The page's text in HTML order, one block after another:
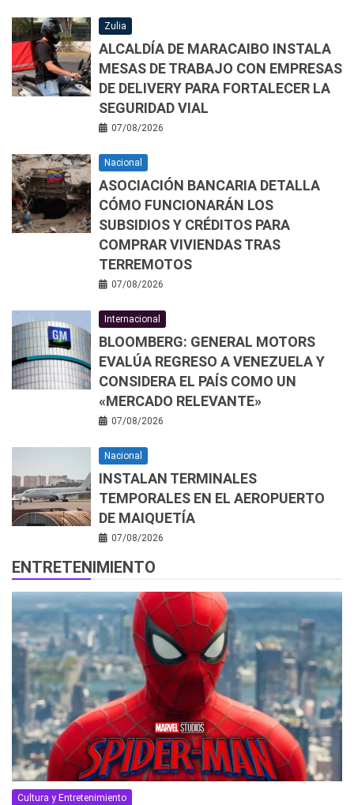
Zulia
ALCALDÍA DE MARACAIBO INSTALA
MESAS DE TRABAJO CON EMPRESAS
DE DELIVERY PARA FORTALECER LA
SEGURIDAD VIAL
07/08/2026
Nacional
ASOCIACIÓN BANCARIA DETALLA
CÓMO FUNCIONARÁN LOS
SUBSIDIOS Y CRÉDITOS PARA
COMPRAR VIVIENDAS TRAS
TERREMOTOS
07/08/2026
Internacional
BLOOMBERG: GENERAL MOTORS
EVALÚA REGRESO A VENEZUELA Y
CONSIDERA EL PAÍS COMO UN
«MERCADO RELEVANTE»
07/08/2026
Nacional
INSTALAN TERMINALES
TEMPORALES EN EL AEROPUERTO
DE MAIQUETÍA
07/08/2026
ENTRETENIMIENTO
Cultura y Entretenimiento